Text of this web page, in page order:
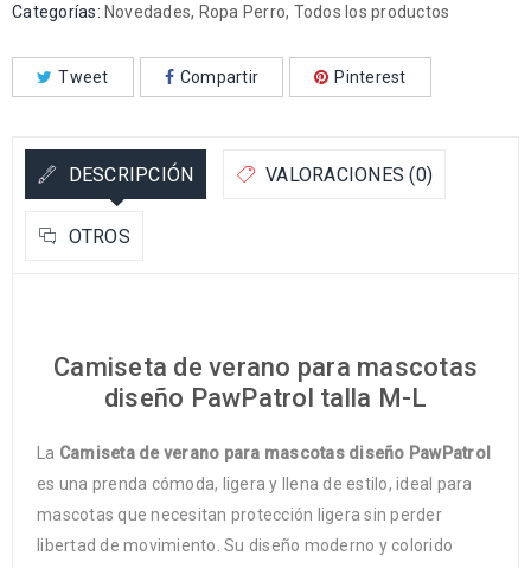
Categorías: Novedades, Ropa Perro, Todos los productos
Tweet Compartir Pinterest
DESCRIPCIÓN VALORACIONES (0)
OTROS
Camiseta de verano para mascotas
diseño PawPatrol talla M-L
La Camiseta de verano para mascotas diseño PawPatrol
es una prenda cómoda, ligera y llena de estilo, ideal para
mascotas que necesitan protección ligera sin perder
libertad de movimiento. Su diseño moderno y colorido